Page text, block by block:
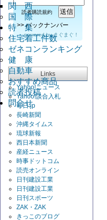
関 西
国 際
特 集
住宅着工件数
ゼネコンランキング
健 康
自動車
おすすめ商品
読者投稿
問合せ
読者購読規約
>>バックナンバー
powered byまぐまぐ！
Links
Yahoo!ニュース
Yahoo!談合入札
毎日.jp
長崎新聞
沖縄タイムス
琉球新報
西日本新聞
産経ニュース
時事ドットコム
読売オンライン
日刊建設工業
日刊建設工業
日刊スポーツ
ZAK・ZAK
きっこのブログ